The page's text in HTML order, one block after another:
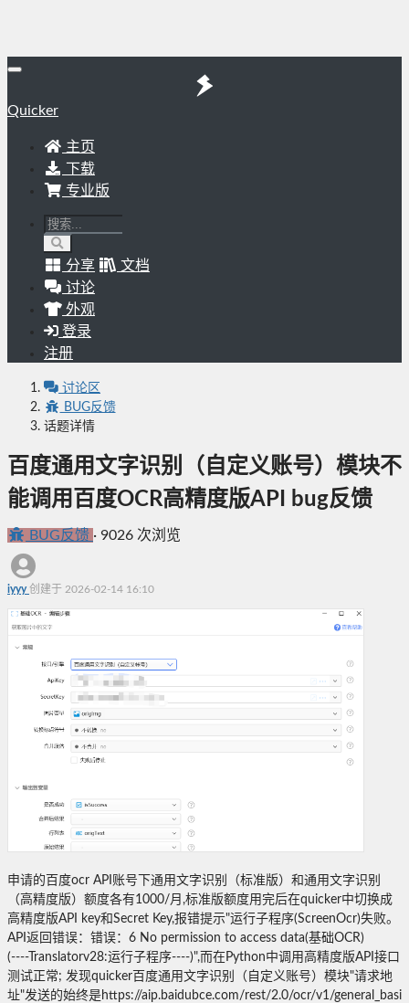
Quicker
主页
下载
专业版
分享
文档
讨论
外观
登录
注册
讨论区
BUG反馈
话题详情
百度通用文字识别（自定义账号）模块不
能调用百度OCR高精度版API bug反馈
BUG反馈 · 9026 次浏览
iyyy创建于 2026-02-14 16:10
申请的百度ocr API账号下通用文字识别（标准版）和通用文字识别
（高精度版）额度各有1000/月,标准版额度用完后在quicker中切换成
高精度版API key和Secret Key,报错提示"运行子程序(ScreenOcr)失败。
API返回错误：错误：6 No permission to access data(基础OCR)
(----Translatorv28:运行子程序----)",而在Python中调用高精度版API接口
测试正常; 发现quicker百度通用文字识别（自定义账号）模块"请求地
址"发送的始终是https://aip.baidubce.com/rest/2.0/ocr/v1/general_basi